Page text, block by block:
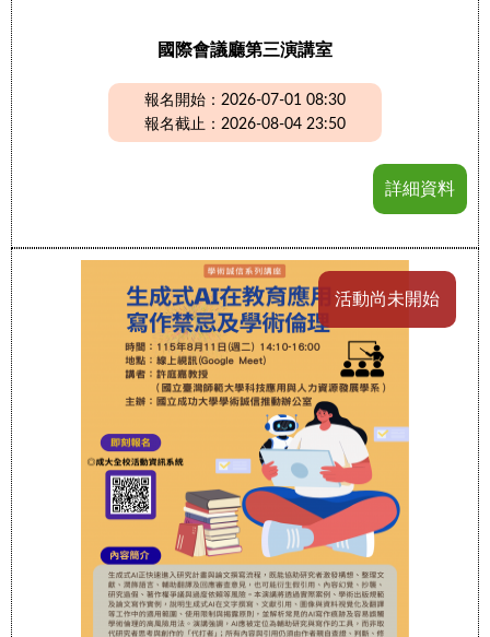
國際會議廳第三演講室
報名開始：2026-07-01 08:30
報名截止：2026-08-04 23:50
詳細資料
活動尚未開始